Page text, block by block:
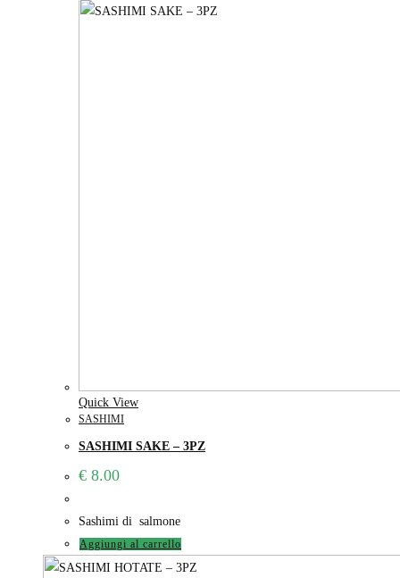
Quick View
SASHIMI
SASHIMI SAKE – 3PZ
€ 8.00
Sashimi di salmone
Aggiungi al carrello